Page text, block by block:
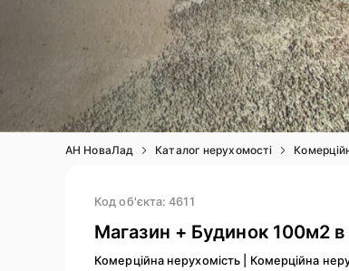
АН НоваЛад Каталог нерухомості
Код об'єкта: 4611
Магазин + Будинок 100м2 в
Комерційна нерухомість
Комерційна